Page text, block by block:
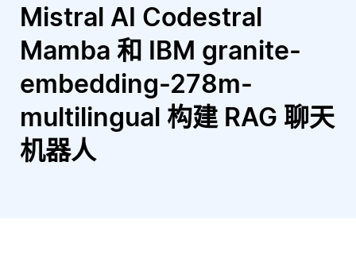
Mistral AI Codestral
Mamba 和 IBM granite-
embedding-278m-
multilingual 构建 RAG 聊天
机器人